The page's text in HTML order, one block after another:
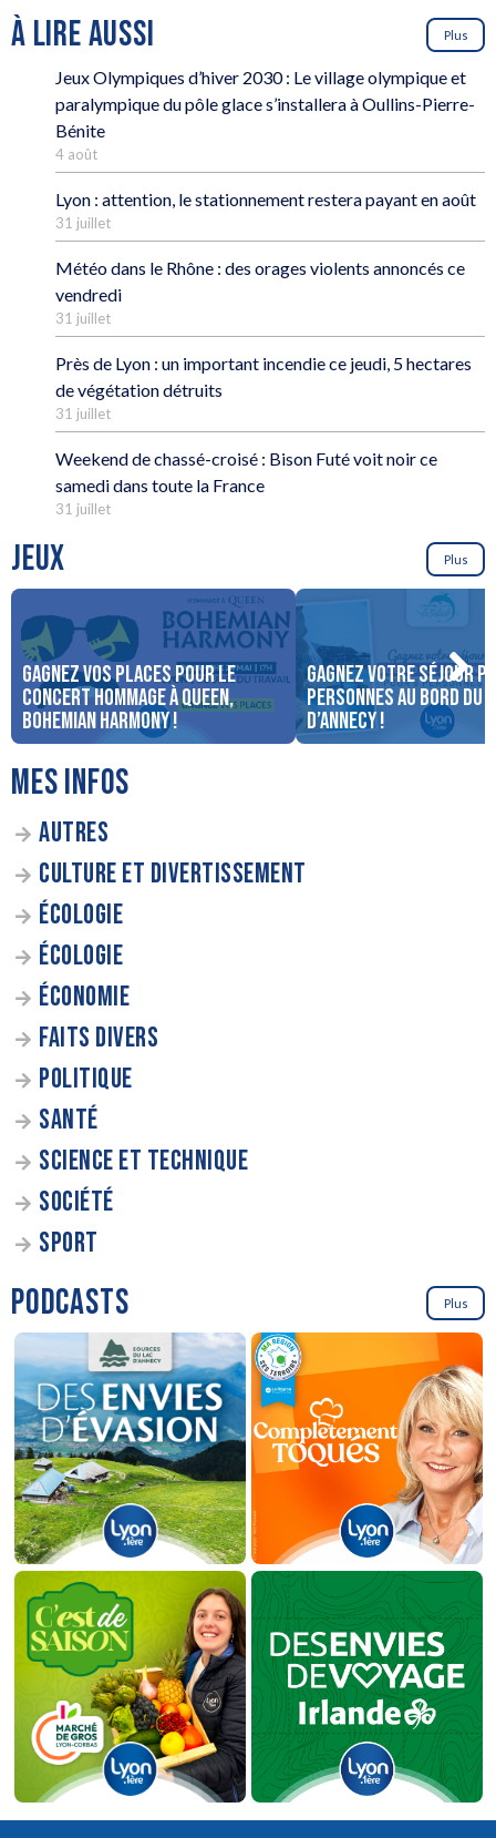
À LIRE AUSSI Plus
Jeux Olympiques d’hiver 2030 : Le village olympique et
paralympique du pôle glace s’installera à Oullins-Pierre-
Bénite
4 août
Lyon : attention, le stationnement restera payant en août
31 juillet
Météo dans le Rhône : des orages violents annoncés ce
vendredi
31 juillet
Près de Lyon : un important incendie ce jeudi, 5 hectares
de végétation détruits
31 juillet
Weekend de chassé-croisé : Bison Futé voit noir ce
samedi dans toute la France
31 juillet
JEUX Plus
Gagnez vos places pour le
concert Hommage à Queen,
Bohemian Harmony !
Gagnez votre séjour
personnes au bord du
d’Annecy !
MES INFOS
AUTRES
CULTURE ET DIVERTISSEMENT
ÉCOLOGIE
ÉCOLOGIE
ÉCONOMIE
FAITS DIVERS
POLITIQUE
SANTÉ
SCIENCE ET TECHNIQUE
SOCIÉTÉ
SPORT
PODCASTS Plus